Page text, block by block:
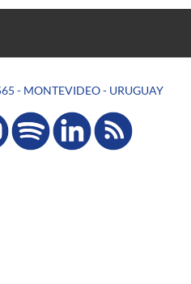
- MONTEVIDEO - URUGUAY